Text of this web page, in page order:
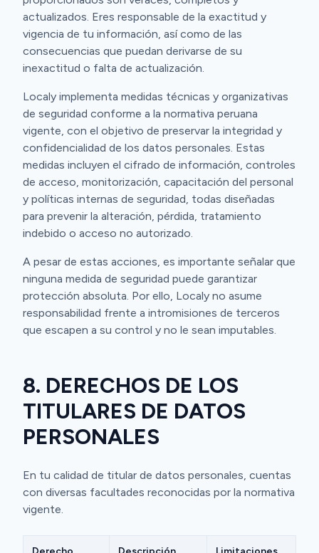
actualizados. Eres responsable de la exactitud y
vigencia de tu información, así como de las
consecuencias que puedan derivarse de su
inexactitud o falta de actualización.
Localy implementa medidas técnicas y organizativas
de seguridad conforme a la normativa peruana
vigente, con el objetivo de preservar la integridad y
confidencialidad de los datos personales. Estas
medidas incluyen el cifrado de información, controles
de acceso, monitorización, capacitación del personal
y políticas internas de seguridad, todas diseñadas
para prevenir la alteración, pérdida, tratamiento
indebido o acceso no autorizado.
A pesar de estas acciones, es importante señalar que
ninguna medida de seguridad puede garantizar
protección absoluta. Por ello, Localy no asume
responsabilidad frente a intromisiones de terceros
que escapen a su control y no le sean imputables.
8. DERECHOS DE LOS
TITULARES DE DATOS
PERSONALES
En tu calidad de titular de datos personales, cuentas
con diversas facultades reconocidas por la normativa
vigente.